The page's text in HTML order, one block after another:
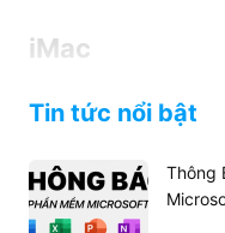
iMac
Tin tức nổi bật
Thông